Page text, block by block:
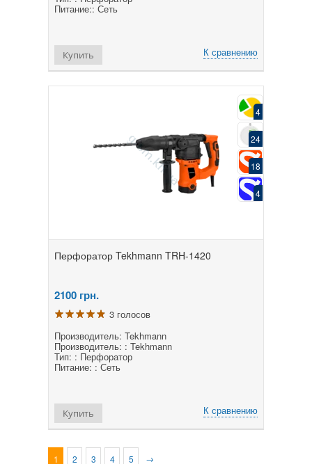
Питание:: Сеть
К сравнению
Купить
4
24
18
4
Перфоратор Tekhmann TRH-1420
2100 грн.
3 голосов
Производитель: Tekhmann
Производитель: : Tekhmann
Тип: : Перфоратор
Питание: : Сеть
К сравнению
Купить
1 2 3 4 5 →